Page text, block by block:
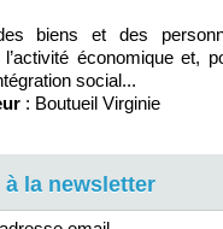
biens et des
économique et,
social...
: Boutueil Virginie
la newsletter